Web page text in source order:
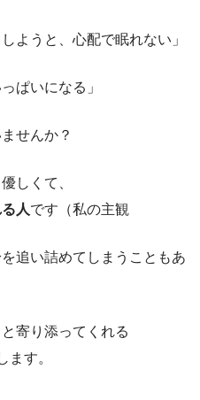
ようと、心配で眠れない」
ぱいになる」
せんか？
しくて、
人です（私の主観
追い詰めてしまうこともあ
寄り添ってくれる
ます。